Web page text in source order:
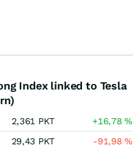
Index linked to Tesla
2,361 PKT +16,78%
29,43 PKT -91,98%